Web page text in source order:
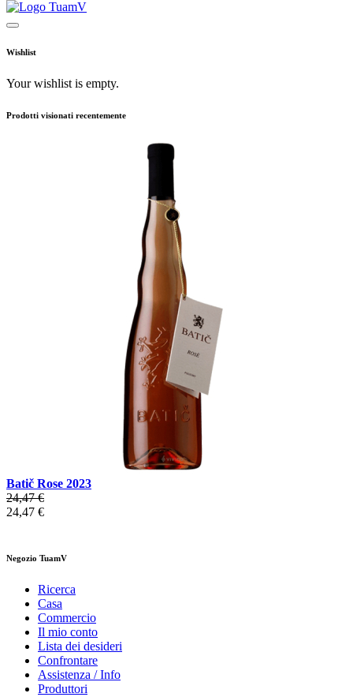
Wishlist
Your wishlist is empty.
Prodotti visionati recentemente
Batič Rose 2023
24,47 €
24,47 €
Negozio TuamV
Ricerca
Casa
Commercio
Il mio conto
Lista dei desideri
Confrontare
Assistenza / Info
Produttori